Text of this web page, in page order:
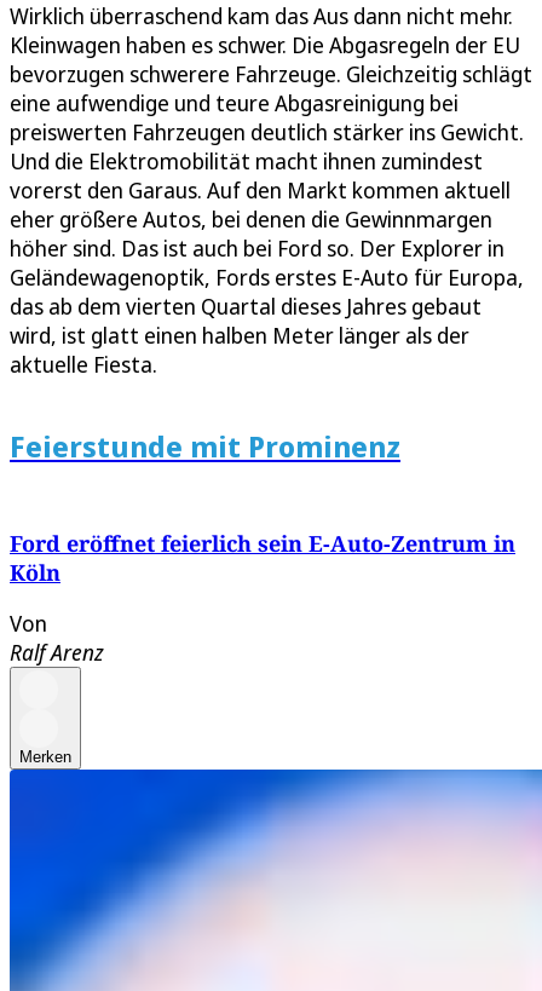
Wirklich überraschend kam das Aus dann nicht mehr.
Kleinwagen haben es schwer. Die Abgasregeln der EU
bevorzugen schwerere Fahrzeuge. Gleichzeitig schlägt
eine aufwendige und teure Abgasreinigung bei
preiswerten Fahrzeugen deutlich stärker ins Gewicht.
Und die Elektromobilität macht ihnen zumindest
vorerst den Garaus. Auf den Markt kommen aktuell
eher größere Autos, bei denen die Gewinnmargen
höher sind. Das ist auch bei Ford so. Der Explorer in
Geländewagenoptik, Fords erstes E-Auto für Europa,
das ab dem vierten Quartal dieses Jahres gebaut
wird, ist glatt einen halben Meter länger als der
aktuelle Fiesta.
Feierstunde mit Prominenz
Ford eröffnet feierlich sein E-Auto-Zentrum in
Köln
Von
Ralf Arenz
Merken